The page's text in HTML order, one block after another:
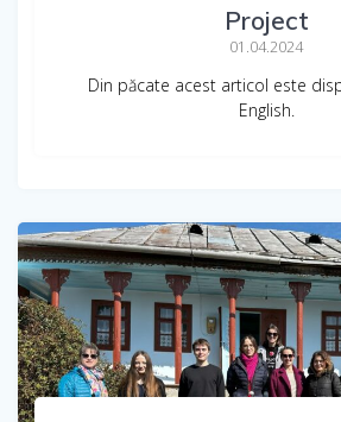
Project
01.04.2024
Din păcate acest articol este
English.